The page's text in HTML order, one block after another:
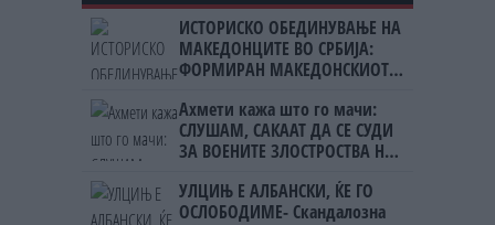
ИСТОРИСКО ОБЕДИНУВАЊЕ НА
МАКЕДОНЦИТЕ ВО СРБИЈА:
ФОРМИРАН МАКЕДОНСКИОТ
Ахмети кажа што го мачи:
СЛУШАМ, САКААТ ДА СЕ СУДИ
ЗА ВОЕНИТЕ ЗЛОСТРОСТВА НА
УЛЦИЊ Е АЛБАНСКИ, ЌЕ ГО
ОСЛОБОДИМЕ- Скандалозна